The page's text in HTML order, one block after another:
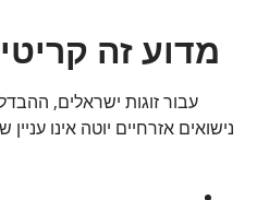
מדוע זה
עבור זוגות ישראלים, ההבדל
נישואים אזרחיים יוטה אינו עניין